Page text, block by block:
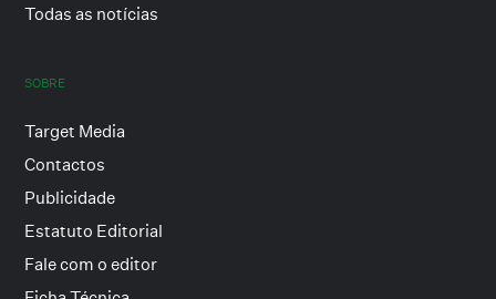
Todas as notícias
SOBRE
Target Media
Contactos
Publicidade
Estatuto Editorial
Fale com o editor